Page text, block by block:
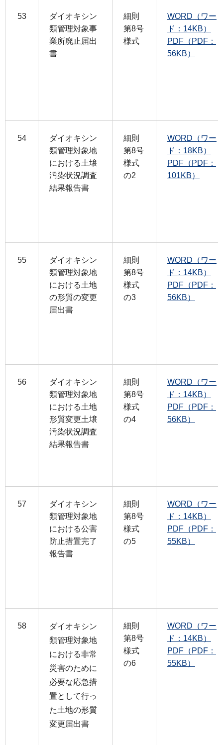
53
ダイオキシン
類管理対象事
業所廃止届出
書
細則
第8号
様式
WORD（ワー
ド：14KB）
PDF（PDF：
56KB）
54
ダイオキシン
類管理対象地
における土壌
汚染状況調査
結果報告書
細則
第8号
様式
の2
WORD（ワー
ド：18KB）
PDF（PDF：
101KB）
55
ダイオキシン
類管理対象地
における土地
の形質の変更
届出書
細則
第8号
様式
の3
WORD（ワー
ド：14KB）
PDF（PDF：
56KB）
56
ダイオキシン
類管理対象地
における土地
形質変更土壌
汚染状況調査
結果報告書
細則
第8号
様式
の4
WORD（ワー
ド：14KB）
PDF（PDF：
56KB）
57
ダイオキシン
類管理対象地
における公害
防止措置完了
報告書
細則
第8号
様式
の5
WORD（ワー
ド：14KB）
PDF（PDF：
55KB）
58
ダイオキシン
類管理対象地
における非常
災害のために
必要な応急措
置として行っ
た土地の形質
変更届出書
細則
第8号
様式
の6
WORD（ワー
ド：14KB）
PDF（PDF：
55KB）